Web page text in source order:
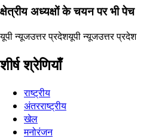
क्षेत्रीय अध्यक्षों के चयन पर भी पेच
यूपी न्यूजउत्तर प्रदेशयूपी न्यूजउत्तर प्रदेश
शीर्ष श्रेणियाँ
राष्ट्रीय
अंतरराष्ट्रीय
खेल
मनोरंजन